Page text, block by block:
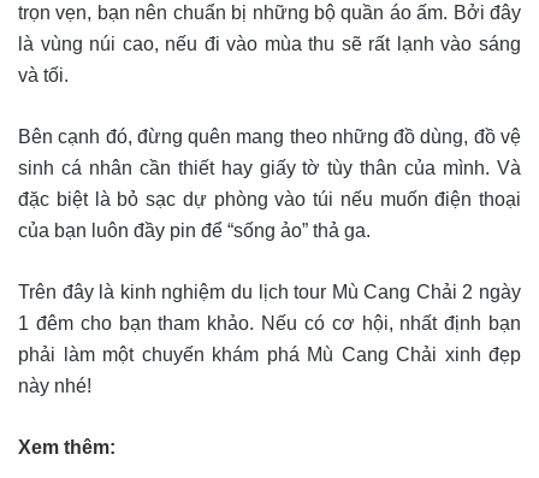
trọn vẹn, bạn nên chuẩn bị những bộ quần áo ấm. Bởi đây
là vùng núi cao, nếu đi vào mùa thu sẽ rất lạnh vào sáng
và tối.
Bên cạnh đó, đừng quên mang theo những đồ dùng, đồ vệ
sinh cá nhân cần thiết hay giấy tờ tùy thân của mình. Và
đặc biệt là bỏ sạc dự phòng vào túi nếu muốn điện thoại
của bạn luôn đầy pin để “sống ảo” thả ga.
Trên đây là kinh nghiệm du lịch tour Mù Cang Chải 2 ngày
1 đêm cho bạn tham khảo. Nếu có cơ hội, nhất định bạn
phải làm một chuyến khám phá Mù Cang Chải xinh đẹp
này nhé!
Xem thêm: